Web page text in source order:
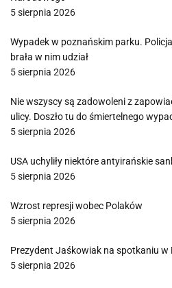
5 sierpnia 2026
Wypadek w poznańskim parku.
brała w nim udział
5 sierpnia 2026
Nie wszyscy są zadowoleni z
ulicy. Doszło tu do śmiertelnego
5 sierpnia 2026
USA uchyliły niektóre antyirańskie
5 sierpnia 2026
Wzrost represji wobec Polaków
5 sierpnia 2026
Prezydent Jaśkowiak na spotkaniu w
5 sierpnia 2026